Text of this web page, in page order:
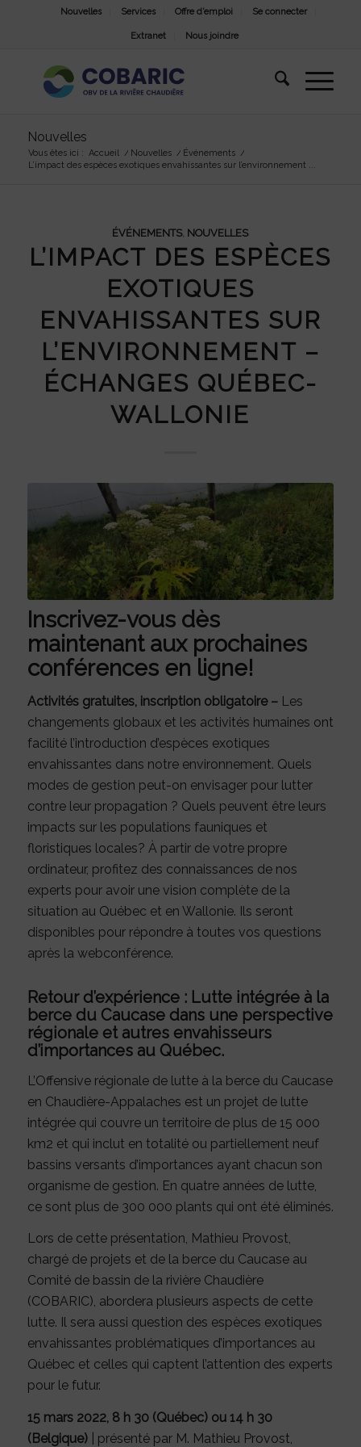
Nouvelles Services Offre d’emploi Se connecter
Extranet Nous joindre
Nouvelles
Vous êtes ici : Accueil / Nouvelles / Événements /
L’impact des espèces exotiques envahissantes sur l’environnement ...
ÉVÉNEMENTS, NOUVELLES
L’IMPACT DES ESPÈCES
EXOTIQUES
ENVAHISSANTES SUR
L’ENVIRONNEMENT –
ÉCHANGES QUÉBEC-
WALLONIE
Inscrivez-vous dès
maintenant aux prochaines
conférences en ligne!
Activités gratuites, inscription obligatoire –Les
changements globaux et les activités humaines ont
facilité l’introduction d’espèces exotiques
envahissantes dans notre environnement. Quels
modes de gestion peut-on envisager pour lutter
contre leur propagation ? Quels peuvent être leurs
impacts sur les populations fauniques et
floristiques locales? À partir de votre propre
ordinateur, profitez des connaissances de nos
experts pour avoir une vision complète de la
situation au Québec et en Wallonie. Ils seront
disponibles pour répondre à toutes vos questions
après la webconférence.
Retour d’expérience : Lutte intégrée à la
berce du Caucase dans une perspective
régionale et autres envahisseurs
d’importances au Québec.
L’Offensive régionale de lutte à la berce du Caucase
en Chaudière-Appalaches est un projet de lutte
intégrée qui couvre un territoire de plus de 15 000
km2 et qui inclut en totalité ou partiellement neuf
bassins versants d’importances ayant chacun son
organisme de gestion. En quatre années de lutte,
ce sont plus de 300 000 plants qui ont été éliminés.
Lors de cette présentation, Mathieu Provost,
chargé de projets et de la berce du Caucase au
Comité de bassin de la rivière Chaudière
(COBARIC), abordera plusieurs aspects de cette
lutte. Il sera aussi question des espèces exotiques
envahissantes problématiques d’importances au
Québec et celles qui captent l’attention des experts
pour le futur.
15 mars 2022, 8 h 30 (Québec) ou 14 h 30
(Belgique)
| présenté par M. Mathieu Provost,